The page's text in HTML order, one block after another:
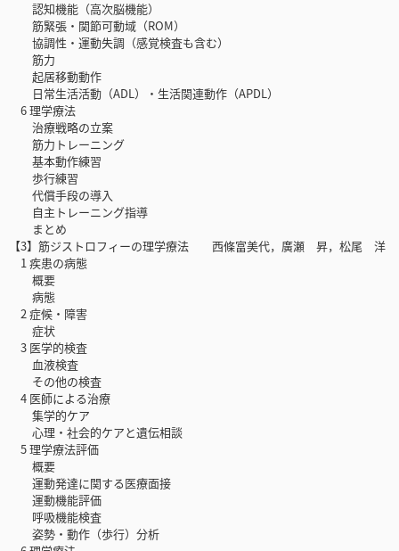
認知機能（高次脳機能）
筋緊張・関節可動域（ROM）
協調性・運動失調（感覚検査も含む）
筋力
起居移動動作
日常生活活動（ADL）・生活関連動作（APDL）
6 理学療法
治療戦略の立案
筋力トレーニング
基本動作練習
歩行練習
代償手段の導入
自主トレーニング指導
まとめ
【3】筋ジストロフィーの理学療法 西條富美代，廣瀬 昇，松尾 洋
1 疾患の病態
概要
病態
2 症候・障害
症状
3 医学的検査
血液検査
その他の検査
4 医師による治療
集学的ケア
心理・社会的ケアと遺伝相談
5 理学療法評価
概要
運動発達に関する医療面接
運動機能評価
呼吸機能検査
姿勢・動作（歩行）分析